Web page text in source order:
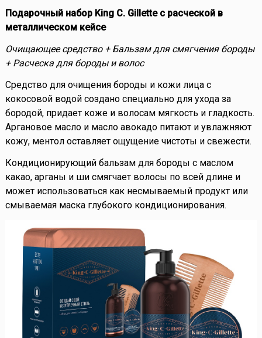
Подарочный набор King C. Gillette с расческой в
металлическом кейсе
Очищающее средство + Бальзам для смягчения бороды
+ Расческа для бороды и волос
Средство для очищения бороды и кожи лица с
кокосовой водой создано специально для ухода за
бородой, придает коже и волосам мягкость и гладкость.
Аргановое масло и масло авокадо питают и увлажняют
кожу, ментол оставляет ощущение чистоты и свежести.
Кондиционирующий бальзам для бороды с маслом
какао, арганы и ши смягчает волосы по всей длине и
может использоваться как несмываемый продукт или
смываемая маска глубокого кондиционирования.